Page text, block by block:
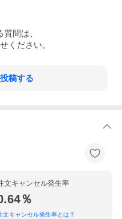
質問は、
ください。
稿する
文キャンセル発生率
％
文キャンセル発生率とは？